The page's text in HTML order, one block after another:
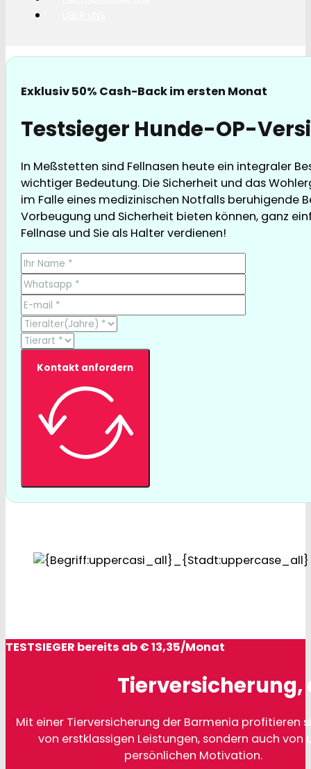
Exklusiv 50% Cash-Back im ersten Monat
Testsieger Hunde-OP-
In Meßstetten sind Fellnasen heute ein integraler
wichtiger Bedeutung. Die Sicherheit und das
im Falle eines medizinischen Notfalls beruhigende
Vorbeugung und Sicherheit bieten können, ganz
Fellnase und Sie als Halter verdienen!
Kontakt anfordern
TESTSIEGER bereits ab € 13,35/Monat
Tierversicherung,
Mit einer Tierversicherung der Barmenia profitieren
von erstklassigen Leistungen, sondern auch von
persönlichen Motivation.